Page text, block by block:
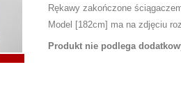
Rękawy zakończone
Model [182cm] ma na zdjęciu
Produkt nie podlega